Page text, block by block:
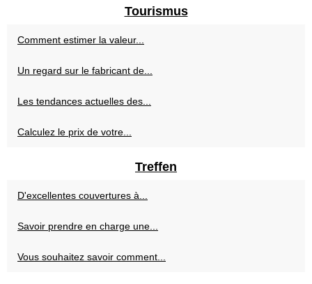
Tourismus
Comment estimer la valeur...
Un regard sur le fabricant de...
Les tendances actuelles des...
Calculez le prix de votre...
Treffen
D'excellentes couvertures à...
Savoir prendre en charge une...
Vous souhaitez savoir comment...